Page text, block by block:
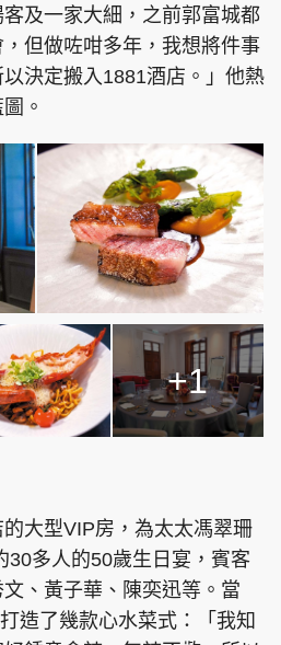
及一家大細，之前郭富城都
但做咗咁多年，我想將件事
決定搬入1881酒店。」他熱
。
+1
大型VIP房，為太太馮翠珊
30多人的50歲生日宴，賓客
、黃子華、陳奕迅等。當
造了幾款心水菜式：「我知